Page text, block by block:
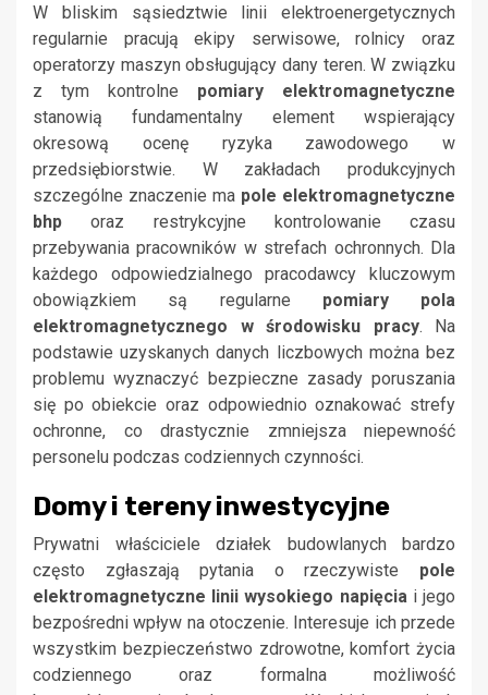
W bliskim sąsiedztwie linii elektroenergetycznych
regularnie pracują ekipy serwisowe, rolnicy oraz
operatorzy maszyn obsługujący dany teren. W związku
z tym kontrolne pomiary elektromagnetyczne
stanowią fundamentalny element wspierający
okresową ocenę ryzyka zawodowego w
przedsiębiorstwie. W zakładach produkcyjnych
szczególne znaczenie ma pole elektromagnetyczne
bhp oraz restrykcyjne kontrolowanie czasu
przebywania pracowników w strefach ochronnych. Dla
każdego odpowiedzialnego pracodawcy kluczowym
obowiązkiem są regularne pomiary pola
elektromagnetycznego w środowisku pracy. Na
podstawie uzyskanych danych liczbowych można bez
problemu wyznaczyć bezpieczne zasady poruszania
się po obiekcie oraz odpowiednio oznakować strefy
ochronne, co drastycznie zmniejsza niepewność
personelu podczas codziennych czynności.
Domy i tereny inwestycyjne
Prywatni właściciele działek budowlanych bardzo
często zgłaszają pytania o rzeczywiste pole
elektromagnetyczne linii wysokiego napięciai jego
bezpośredni wpływ na otoczenie. Interesuje ich przede
wszystkim bezpieczeństwo zdrowotne, komfort życia
codziennego oraz formalna możliwość